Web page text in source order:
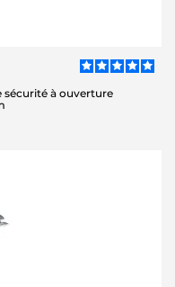
sécurité à ouverture